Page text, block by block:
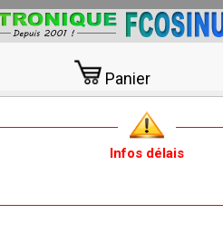
Panier
Infos délais